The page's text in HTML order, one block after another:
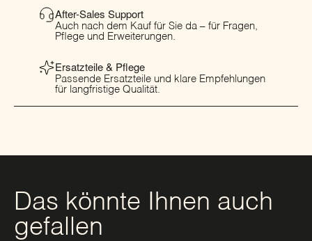
After-Sales Support
Auch nach dem Kauf für Sie da – für Fragen,
Pflege und Erweiterungen.
Ersatzteile & Pflege
Passende Ersatzteile und klare Empfehlungen
für langfristige Qualität.
Das könnte Ihnen auch
gefallen